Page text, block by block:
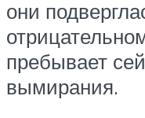
они
пребывает
вымирания.